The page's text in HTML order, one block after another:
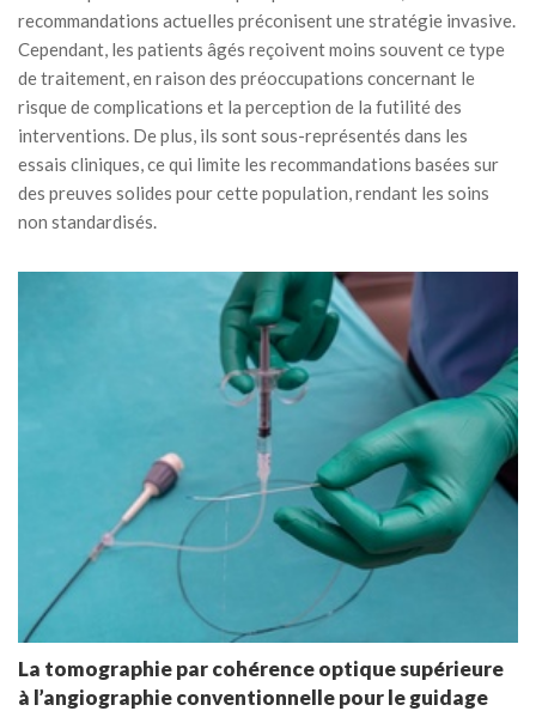
recommandations actuelles préconisent une stratégie invasive.
Cependant, les patients âgés reçoivent moins souvent ce type
de traitement, en raison des préoccupations concernant le
risque de complications et la perception de la futilité des
interventions. De plus, ils sont sous-représentés dans les
essais cliniques, ce qui limite les recommandations basées sur
des preuves solides pour cette population, rendant les soins
non standardisés.
La tomographie par cohérence optique supérieure
à l’angiographie conventionnelle pour le guidage